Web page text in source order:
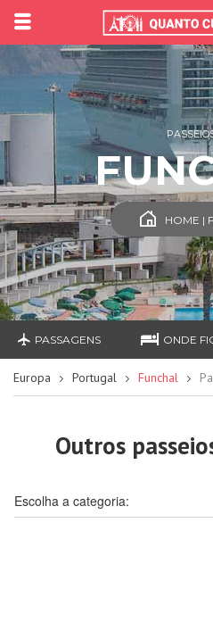
HOME |
PASSAGENS ONDE
Europa Portugal Funchal
Outros
Escolha a categoria: